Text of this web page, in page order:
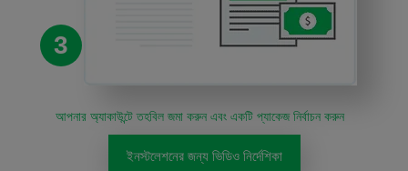
3
আপনার অ্যাকাউন্টে তহবিল জমা করুন এবং একটি প্যাকেজ নির্বাচন করুন
ইনস্টলেশনের জন্য ভিডিও নির্দেশিকা